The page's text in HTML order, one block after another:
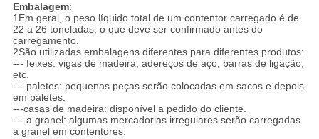
Embalagem:
1Em geral, o peso líquido total de um contentor carregado é de
22 a 26 toneladas, o que deve ser confirmado antes do
carregamento.
2São utilizadas embalagens diferentes para diferentes produtos:
--- feixes: vigas de madeira, adereços de aço, barras de ligação,
etc.
--- paletes: pequenas peças serão colocadas em sacos e depois
em paletes.
---casas de madeira: disponível a pedido do cliente.
--- a granel: algumas mercadorias irregulares serão carregadas
a granel em contentores.